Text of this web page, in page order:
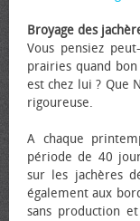
Broyage des
Vous pensiez
prairies quand
est chez lui ? Que
rigoureuse.
A chaque
période de 40
sur les jachères
également aux
sans production